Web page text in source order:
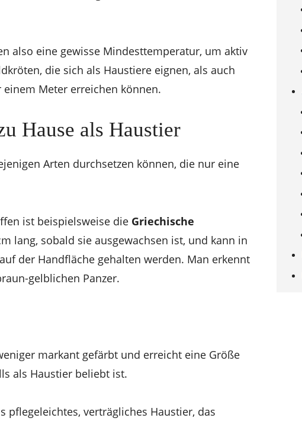
also eine gewisse Mindesttemperatur, um aktiv
die sich als Haustiere eignen, als auch
Meter erreichen können.
Hause als Haustier
Arten durchsetzen können, die nur eine
ist beispielsweise die Griechische
lang, sobald sie ausgewachsen ist, und kann in
der Handfläche gehalten werden. Man erkennt
gelblichen Panzer.
markant gefärbt und erreicht eine Größe
als Haustier beliebt ist.
pflegeleichtes, verträgliches Haustier, das